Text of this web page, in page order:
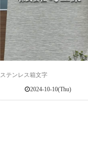
ステンレス箱文字
2024-10-10(Thu)